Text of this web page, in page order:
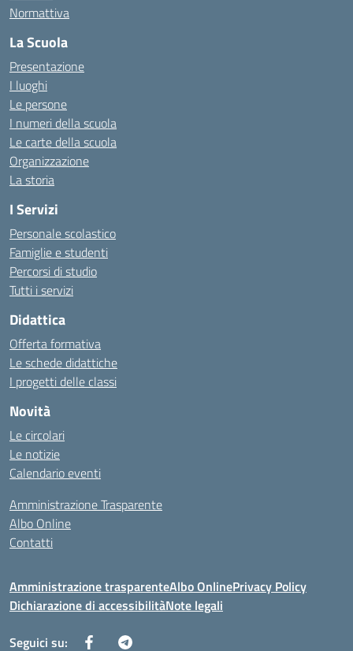
Normattiva
La Scuola
Presentazione
I luoghi
Le persone
I numeri della scuola
Le carte della scuola
Organizzazione
La storia
I Servizi
Personale scolastico
Famiglie e studenti
Percorsi di studio
Tutti i servizi
Didattica
Offerta formativa
Le schede didattiche
I progetti delle classi
Novità
Le circolari
Le notizie
Calendario eventi
Amministrazione Trasparente
Albo Online
Contatti
Amministrazione trasparenteAlbo OnlinePrivacy Policy
Dichiarazione di accessibilitàNote legali
Seguici su: